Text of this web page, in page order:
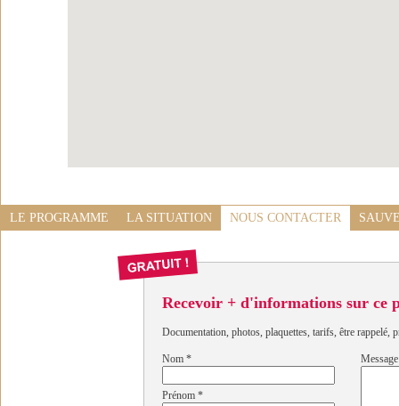
LE PROGRAMME LA SITUATION NOUS CONTACTER
Recevoir + d'informations sur ce
Documentation, photos, plaquettes, tarifs, être rappelé,
Nom *
Prénom *
Message